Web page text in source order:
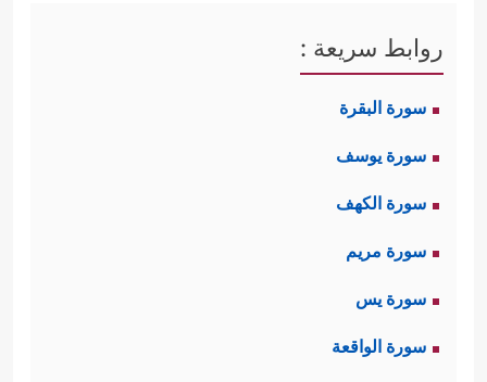
روابط سريعة :
سورة البقرة
سورة يوسف
سورة الكهف
سورة مريم
سورة يس
سورة الواقعة